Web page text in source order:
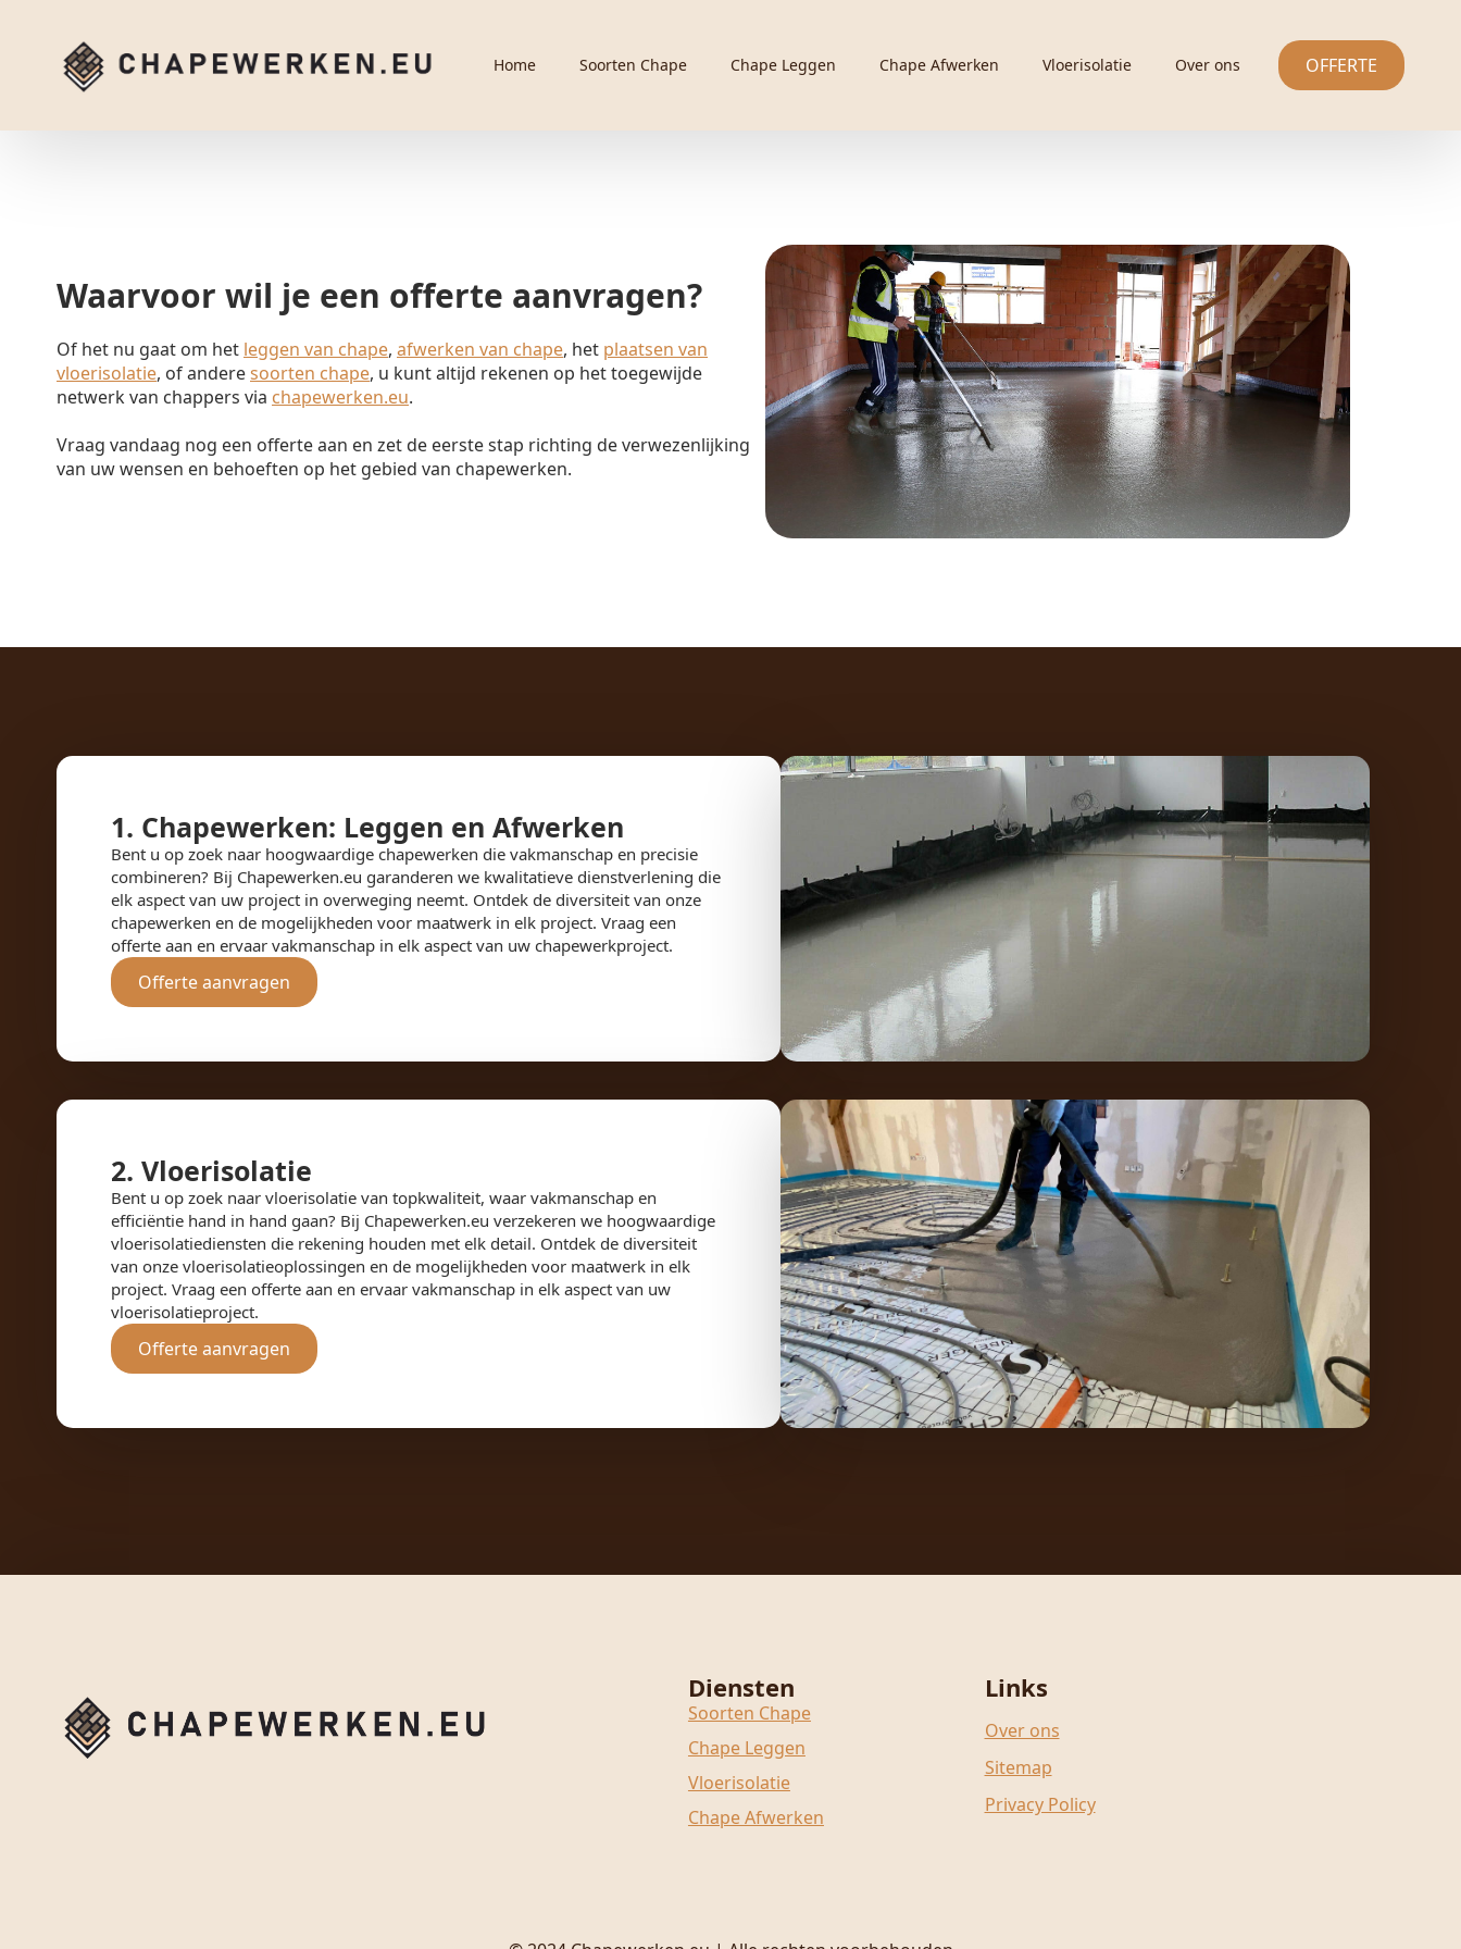
Home Soorten Chape Chape Leggen Chape Afwerken Vloerisolatie Over ons OFFERTE
Waarvoor wil je een offerte aanvragen?
Of het nu gaat om het leggen van chape, afwerken van chape, het plaatsen van
vloerisolatie, of anderesoorten chape, u kunt altijd rekenen op het toegewijde
netwerk van chappers via chapewerken.eu.
Vraag vandaag nog een offerte aan en zet de eerste stap richting de verwezenlijking
van uw wensen en behoeften op het gebied van chapewerken.
1. Chapewerken: Leggen en Afwerken
Bent u op zoek naar hoogwaardige chapewerken die vakmanschap en precisie
combineren? Bij Chapewerken.eu garanderen we kwalitatieve dienstverlening die
elk aspect van uw project in overweging neemt. Ontdek de diversiteit van onze
chapewerken en de mogelijkheden voor maatwerk in elk project. Vraag een
offerte aan en ervaar vakmanschap in elk aspect van uw chapewerkproject.
Offerte aanvragen
2. Vloerisolatie
Bent u op zoek naar vloerisolatie van topkwaliteit, waar vakmanschap en
efficiëntie hand in hand gaan? Bij Chapewerken.eu verzekeren we hoogwaardige
vloerisolatiediensten die rekening houden met elk detail. Ontdek de diversiteit
van onze vloerisolatieoplossingen en de mogelijkheden voor maatwerk in elk
project. Vraag een offerte aan en ervaar vakmanschap in elk aspect van uw
vloerisolatieproject.
Offerte aanvragen
Diensten
Soorten Chape
Chape Leggen
Vloerisolatie
Chape Afwerken
Links
Over ons
Sitemap
Privacy Policy